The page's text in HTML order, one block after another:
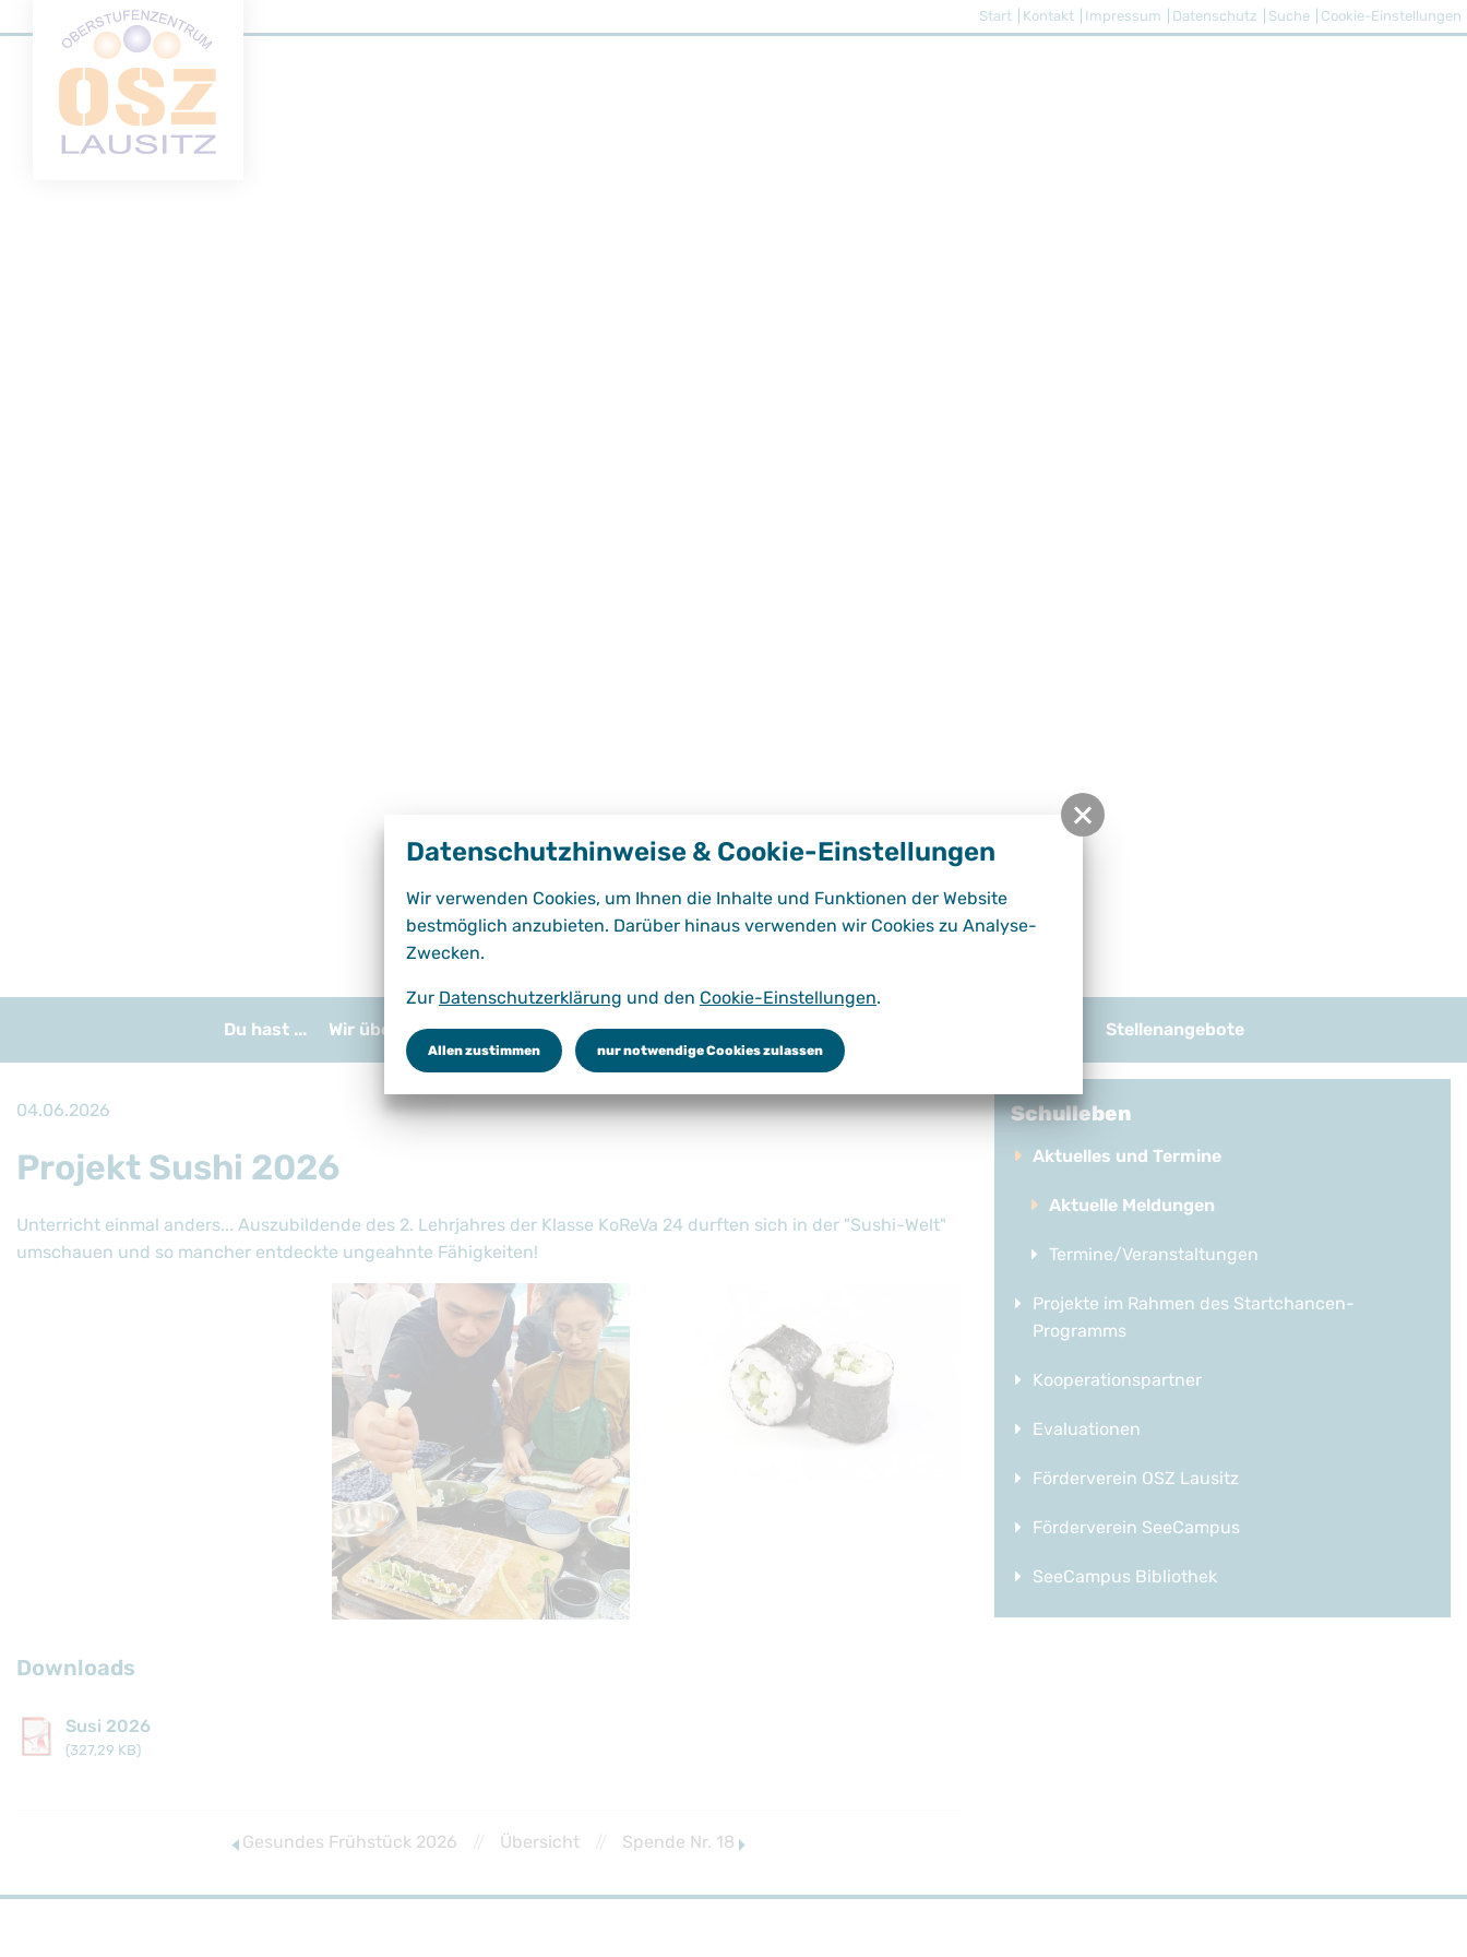
Start Kontakt Impressum Datenschutz Suche Cookie-Einstellungen
Du hast ... Wir über uns Bildungsgänge Schulorganisation Schulleben Stellenangebote
04.06.2026
Projekt Sushi 2026
Unterricht einmal anders... Auszubildende des 2. Lehrjahres der Klasse KoReVa 24 durften sich in der "Sushi-Welt"
umschauen und so mancher entdeckte ungeahnte Fähigkeiten!
Downloads
Susi 2026
(327,29 KB)
Gesundes Frühstück 2026 Übersicht Spende Nr. 18
Schulleben
Aktuelles und Termine
Aktuelle Meldungen
Termine/Veranstaltungen
Projekte im Rahmen des Startchancen-
Programms
Kooperationspartner
Evaluationen
Förderverein OSZ Lausitz
Förderverein SeeCampus
SeeCampus Bibliothek
Datenschutzhinweise & Cookie-Einstellungen
Wir verwenden Cookies, um Ihnen die Inhalte und Funktionen der Website
bestmöglich anzubieten. Darüber hinaus verwenden wir Cookies zu Analyse-
Zwecken.
Zur Datenschutzerklärung und den Cookie-Einstellungen.
Allen zustimmen nur notwendige Cookies zulassen